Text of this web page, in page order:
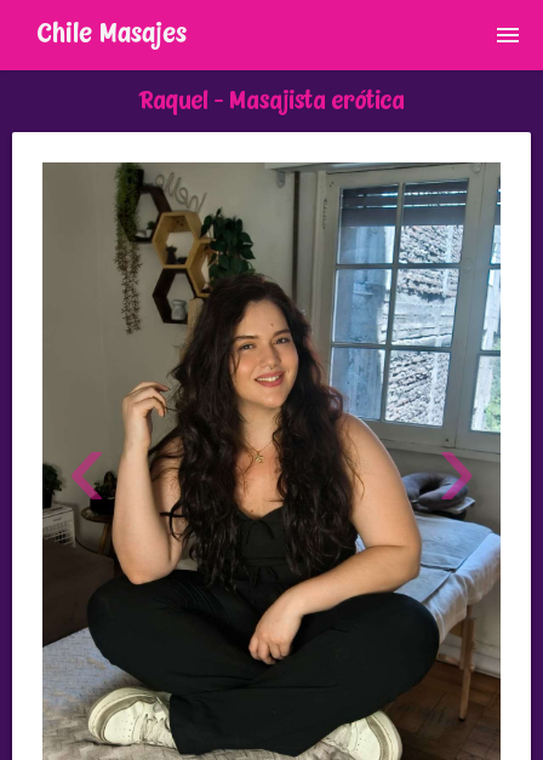
Chile Masajes
Raquel - Masajista erótica
‹ ›